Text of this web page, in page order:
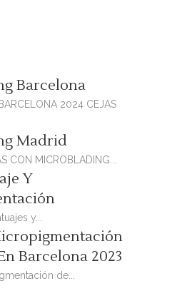
Barcelona
2024 CEJAS
Madrid
CON MICROBLADING...
Y
y...
Barcelona 2023
de...